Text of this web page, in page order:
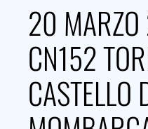
20
CN152
CASTELLO